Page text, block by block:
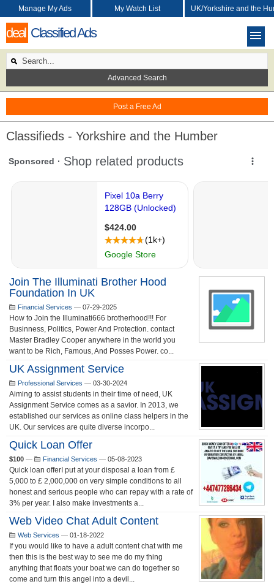
deal Classified Ads
Post a Free Ad
Manage My Ads My Watch List UK/Yorkshire and the
Advanced Search
Classifieds - Yorkshire and the Humber
Join The Illuminati Brother Hood
Foundation In UK
Financial Services — 07-29-2025
How to Join the Illuminati666 brotherhood!!! For
Businness, Politics, Power And Protection. contact
Master Bradley Cooper anywhere in the world you
want to be Rich, Famous, And Posses Power. co...
UK Assignment Service
Professional Services — 03-30-2024
Aiming to assist students in their time of need, UK
Assignment Service comes as a savior. In 2013, we
established our services as online class helpers in the
UK. Our services are quite diverse incorpo...
Quick Loan Offer
$100 — Financial Services — 05-08-2023
Quick loan offerI put at your disposal a loan from £
5,000 to £ 2,000,000 on very simple conditions to all
honest and serious people who can repay with a rate of
3% per year. I also make investments a...
Web Video Chat Adult Content
Web Services — 01-18-2022
If you would like to have a adult content chat with me
then this is the best way to see me do my thing
anything that floats your boat we can do together so
come and turn this angel into a devil...